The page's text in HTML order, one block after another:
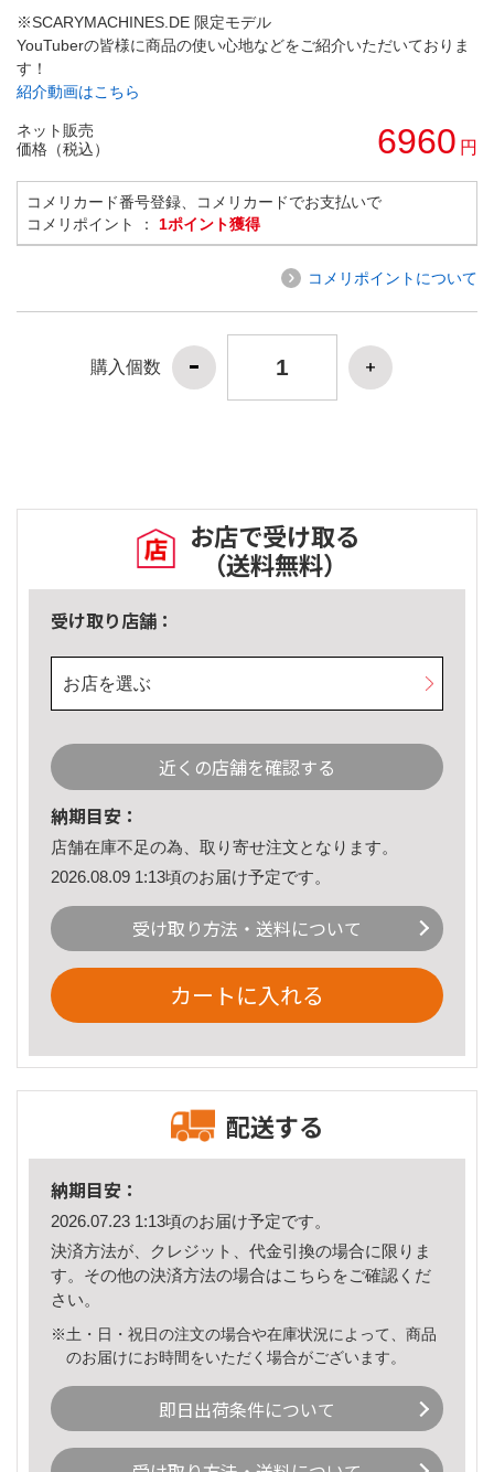
※SCARYMACHINES.DE 限定モデル
YouTuberの皆様に商品の使い心地などをご紹介いただいておりま
す！
紹介動画はこちら
ネット販売
価格（税込）
6960 円
コメリカード番号登録、コメリカードでお支払いで
コメリポイント ： 1ポイント獲得
コメリポイントについて
購入個数
お店で受け取る
（送料無料）
受け取り店舗：
お店を選ぶ
近くの店舗を確認する
納期目安：
店舗在庫不足の為、取り寄せ注文となります。
2026.08.09 1:13頃のお届け予定です。
受け取り方法・送料について
カートに入れる
配送する
納期目安：
2026.07.23 1:13頃のお届け予定です。
決済方法が、クレジット、代金引換の場合に限りま
す。その他の決済方法の場合はこちら をご確認くだ
さい。
※土・日・祝日の注文の場合や在庫状況によって、商品
のお届けにお時間をいただく場合がございます。
即日出荷条件について